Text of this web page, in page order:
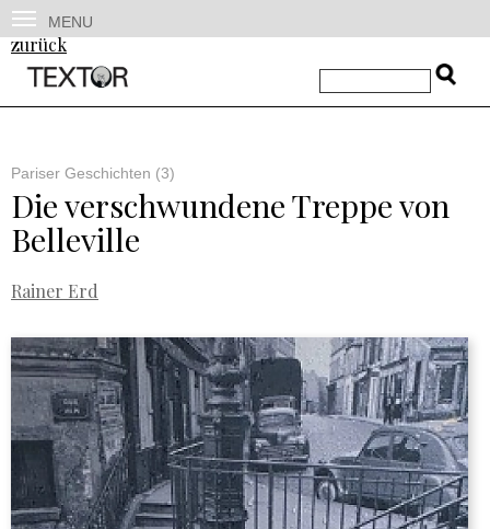
MENU
zurück
Pariser Geschichten (3)
Die verschwundene Treppe von
Belleville
Rainer Erd